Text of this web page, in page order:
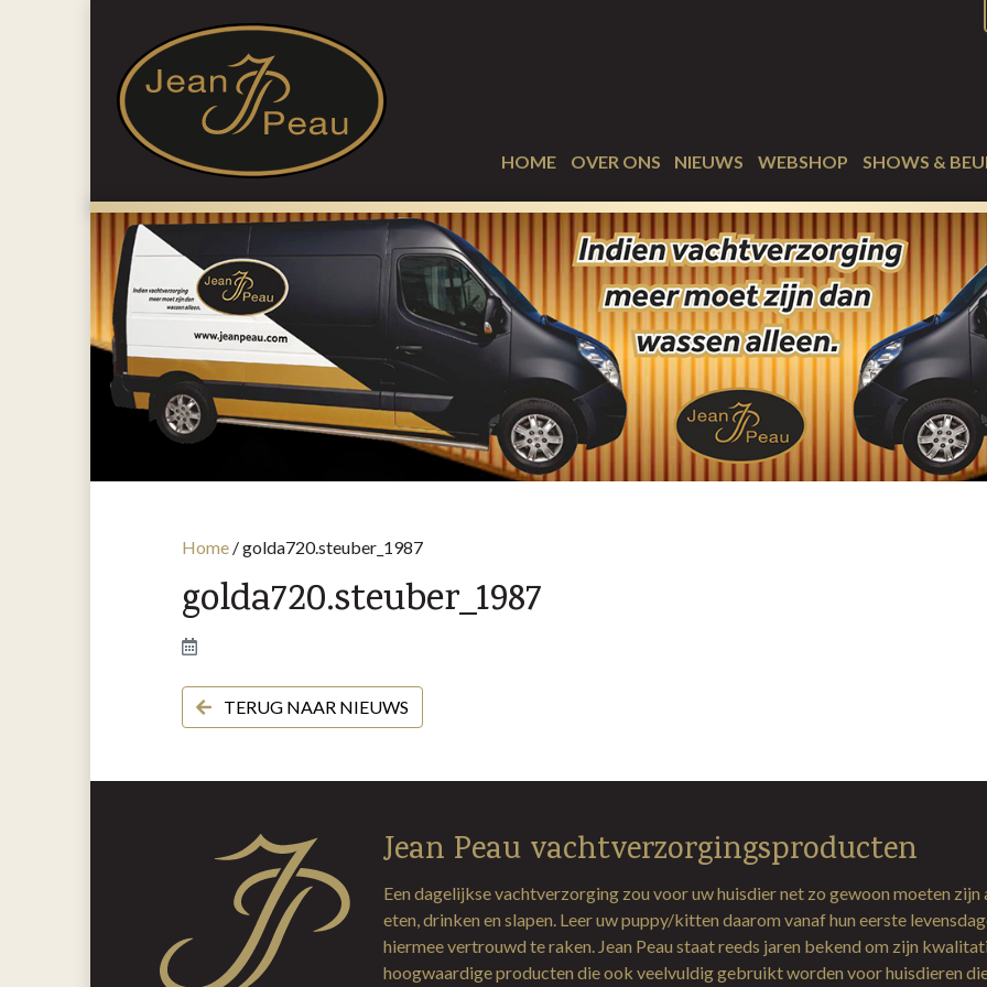
HOME OVER ONS NIEUWS WEBSHOP SHOWS &
Home /golda720.steuber_1987
golda720.steuber_1987
TERUG NAAR NIEUWS
Jean Peau vachtverzorgingsproducten
Een dagelijkse vachtverzorging zou voor uw huisdier net zo gewoon moeten zijn
eten, drinken en slapen. Leer uw puppy/kitten daarom vanaf hun eerste
hiermee vertrouwd te raken. Jean Peau staat reeds jaren bekend om zijn
hoogwaardige producten die ook veelvuldig gebruikt worden voor huisdieren